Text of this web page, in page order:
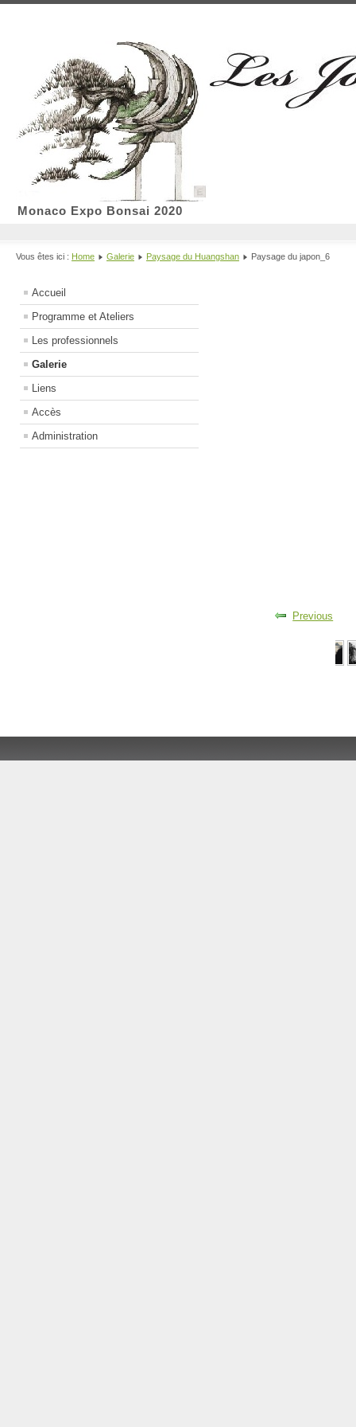
Monaco Expo Bonsai 2020
Vous êtes ici : Home Galerie Paysage du Huangshan Paysage du japon_6
Accueil
Programme et Ateliers
Les professionnels
Galerie
Liens
Accès
Administration
Previous